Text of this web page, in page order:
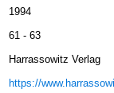
1994
61 - 63
Harrassowitz Verlag
https://